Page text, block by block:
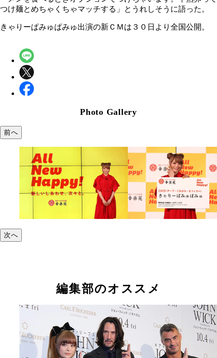
つけ麺とめちゃくちゃマッチする」とうれしそうに語った。
きゃりーぱみゅぱみゅ出演の新ＣＭは３０日より全国公開。
Photo Gallery
前へ
次へ
編集部のオススメ